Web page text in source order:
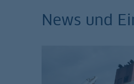
News und